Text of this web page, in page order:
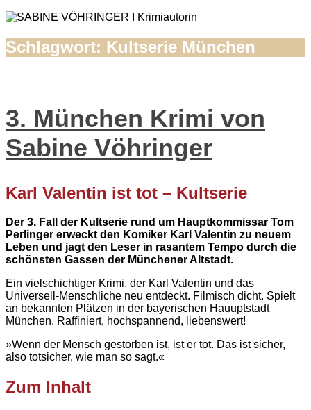
Schlagwort: Kultserie München
3. München Krimi von
Sabine Vöhringer
Karl Valentin ist tot – Kultserie
Der 3. Fall der Kultserie rund um Hauptkommissar Tom
Perlinger erweckt den Komiker Karl Valentin zu neuem
Leben und jagt den Leser in rasantem Tempo durch die
schönsten Gassen der Münchener Altstadt.
Ein vielschichtiger Krimi, der Karl Valentin und das
Universell-Menschliche neu entdeckt. Filmisch dicht. Spielt
an bekannten Plätzen in der bayerischen Hauuptstadt
München. Raffiniert, hochspannend, liebenswert!
»Wenn der Mensch gestorben ist, ist er tot. Das ist sicher,
also totsicher, wie man so sagt.«
Zum Inhalt